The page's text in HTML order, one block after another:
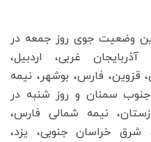
وضعیت جوی روز جمعه در
غربی، اردبیل،
قزوین، فارس، بوشهر، نیمه
سمنان و روز شنبه در
نیمه شمالی فارس،
شرق خراسان جنوبی، یزد،